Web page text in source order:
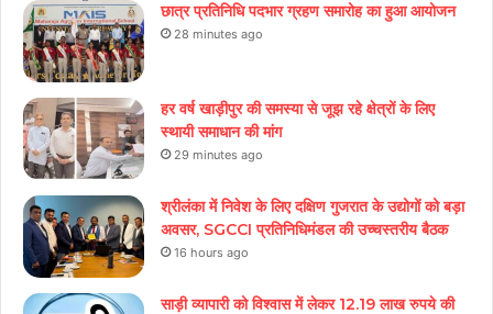
छात्र प्रतिनिधि पदभार ग्रहण समारोह का हुआ आयोजन
28 minutes ago
हर वर्ष खाड़ीपुर की समस्या से जूझ रहे क्षेत्रों के लिए
स्थायी समाधान की मांग
29 minutes ago
श्रीलंका में निवेश के लिए दक्षिण गुजरात के उद्योगों को बड़ा
अवसर, SGCCI प्रतिनिधिमंडल की उच्चस्तरीय बैठक
16 hours ago
साड़ी व्यापारी को विश्वास में लेकर 12.19 लाख रुपये की